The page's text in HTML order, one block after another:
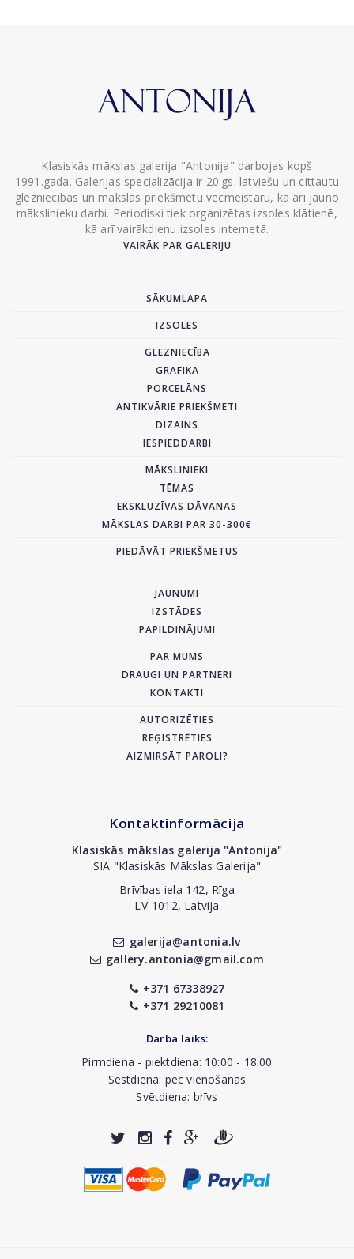
Klasiskās mākslas galerija "Antonija" darbojas kopš
1991.gada. Galerijas specializācija ir 20.gs. latviešu un cittautu
glezniecības un mākslas priekšmetu vecmeistaru, kā arī jauno
mākslinieku darbi. Periodiski tiek organizētas izsoles klātienē,
kā arī vairākdienu izsoles internetā.
VAIRĀK PAR GALERIJU
SĀKUMLAPA
IZSOLES
GLEZNIECĪBA
GRAFIKA
PORCELĀNS
ANTIKVĀRIE PRIEKŠMETI
DIZAINS
IESPIEDDARBI
MĀKSLINIEKI
TĒMAS
EKSKLUZĪVAS DĀVANAS
MĀKSLAS DARBI PAR 30-300€
PIEDĀVĀT PRIEKŠMETUS
JAUNUMI
IZSTĀDES
PAPILDINĀJUMI
PAR MUMS
DRAUGI UN PARTNERI
KONTAKTI
AUTORIZĒTIES
REĢISTRĒTIES
AIZMIRSĀT PAROLI?
Kontaktinformācija
Klasiskās mākslas galerija "Antonija"
SIA "Klasiskās Mākslas Galerija"
Brīvības iela 142, Rīga
LV-1012, Latvija
galerija@antonia.lv
gallery.antonia@gmail.com
+371 67338927
+371 29210081
Darba laiks:
Pirmdiena - piektdiena: 10:00 - 18:00
Sestdiena: pēc vienošanās
Svētdiena: brīvs